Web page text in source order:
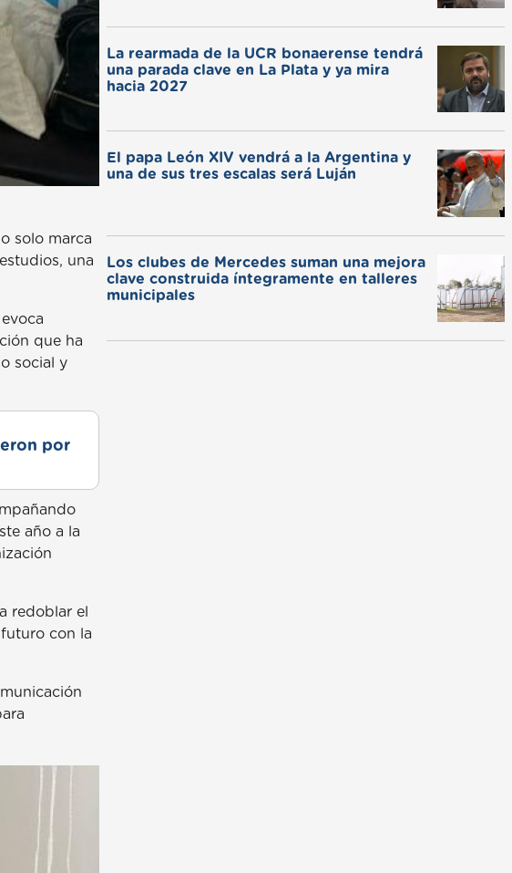
solo marca
una
que ha
social y
por
año a la
redoblar el
con la
La rearmada de la UCR bonaerense tendrá
una parada clave en La Plata y ya mira
hacia 2027
El papa León XIV vendrá a la Argentina y
una de sus tres escalas será Luján
Los clubes de Mercedes suman una mejora
clave construida íntegramente en talleres
municipales